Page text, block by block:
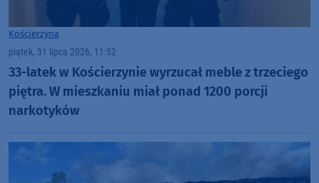
Kościerzyna
piątek, 31 lipca 2026, 11:52
33-latek w Kościerzynie wyrzucał meble z trzeciego
piętra. W mieszkaniu miał ponad 1200 porcji
narkotyków